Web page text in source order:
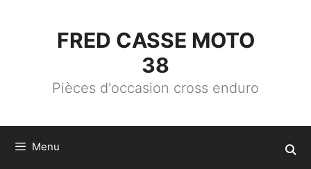
FRED CASSE MOTO
38
Pièces d'occasion cross enduro
Menu